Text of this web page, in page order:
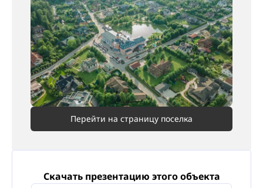
Перейти на страницу поселка
Скачать презентацию этого объекта